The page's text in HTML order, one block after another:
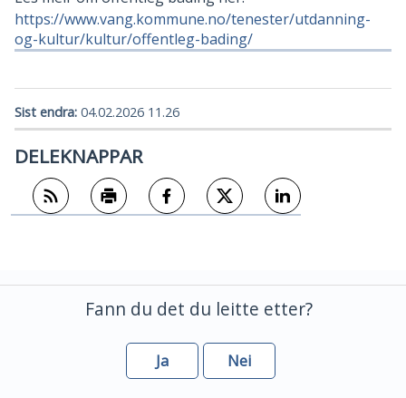
https://www.vang.kommune.no/tenester/utdanning-
og-kultur/kultur/offentleg-bading/
Sist endra 04.02.2026 11.26
DELEKNAPPAR
Fann du det du leitte etter?
Ja Nei